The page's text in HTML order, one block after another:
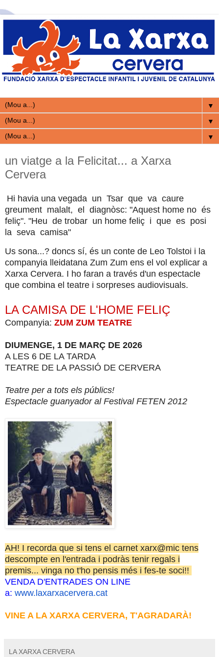
▼
▼
▼
un viatge a la Felicitat... a Xarxa
Cervera
​Hi havia una vegada un Tsar que va caure
greument malalt, el diagnòsc: "Aquest home no és
feliç". "Heu de trobar un home feliç i que es posi
la seva camisa"
Us sona...? doncs sí, és un conte de Leo Tolstoi i la
companyia lleidatana Zum Zum ens el vol explicar a
Xarxa Cervera. I ho faran a través d'un espectacle
que combina el teatre i sorpreses audiovisuals.
​LA CAMISA DE L'HOME FELIÇ
Companyia: Z​UM ZUM TEATRE
DIUMENGE, 1 ​ DE MARÇ DE 2026
A LES 6 DE LA TARDA
TEATRE DE LA PASSIÓ DE CERVERA
Teatre per a tots els públics​!
Espectacle guanyador al Festival FETEN 2012
AH! I recorda que si tens el carnet xarx@mic tens
descompte en l'entrada i podràs tenir regals i
premis... vinga no t'ho pensis més i fes-te soci!!
VENDA D'ENTRADES ON LINE
a: www.laxarxacervera.cat
VINE A LA XARXA CERVERA, T'AGRADARÀ!
LA XARXA CERVERA